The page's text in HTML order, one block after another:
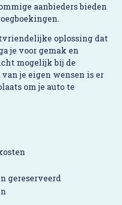
aanbieders bieden
oplossing dat
je voor gemak en
mogelijk bij de
je eigen wensen is er
om je auto te
gereserveerd